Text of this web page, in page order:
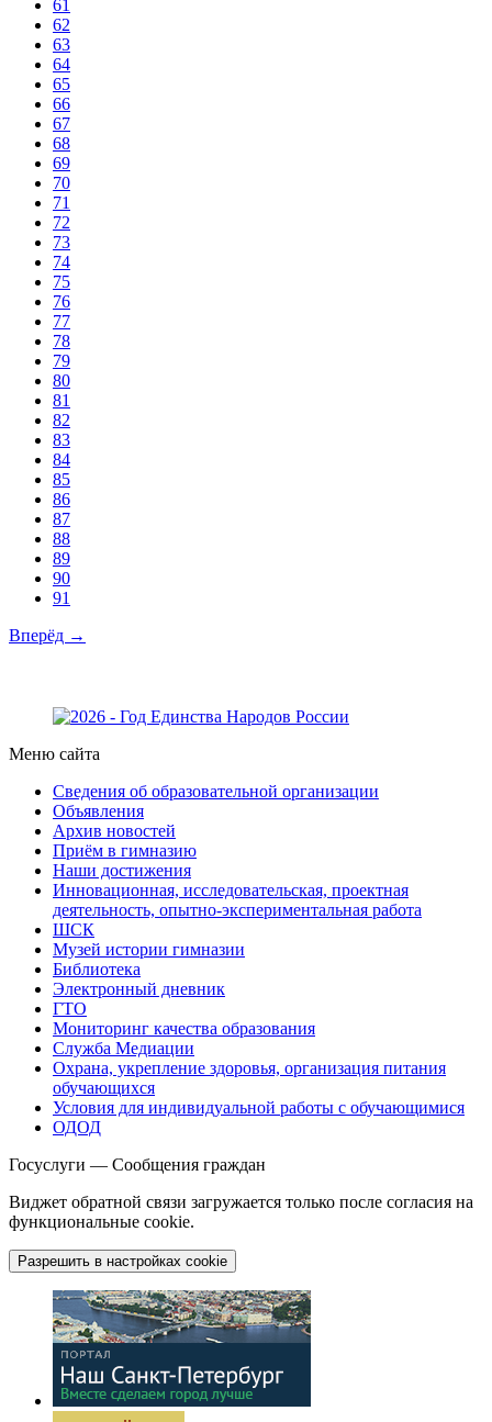
61
62
63
64
65
66
67
68
69
70
71
72
73
74
75
76
77
78
79
80
81
82
83
84
85
86
87
88
89
90
91
Вперёд →
Меню сайта
Сведения об образовательной организации
Объявления
Архив новостей
Приём в гимназию
Наши достижения
Инновационная, исследовательская, проектная
деятельность, опытно-экспериментальная работа
ШСК
Музей истории гимназии
Библиотека
Электронный дневник
ГТО
Мониторинг качества образования
Служба Медиации
Охрана, укрепление здоровья, организация питания
обучающихся
Условия для индивидуальной работы с обучающимися
ОДОД
Госуслуги — Сообщения граждан
Виджет обратной связи загружается только после согласия на
функциональные cookie.
Разрешить в настройках cookie